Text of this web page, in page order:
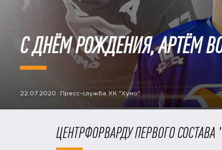
С ДНЁМ РОЖДЕНИЯ, АРТЁМ
22.07.2020 Пресс-служба ХК "Хумо"
ЦЕНТРФОРВАРДУ ПЕРВОГО